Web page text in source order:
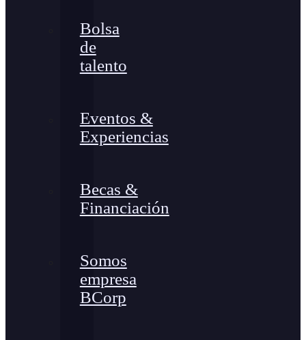
Bolsa
de
talento
Eventos &
Experiencias
Becas &
Financiación
Somos
empresa
BCorp